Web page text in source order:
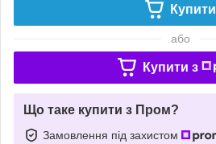
Купити
або
Купити з
Що таке купити з Пром?
Замовлення під захистом